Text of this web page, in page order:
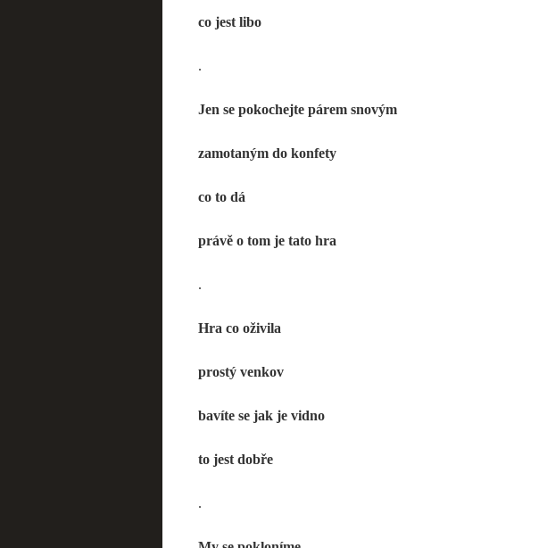
co jest libo
.
Jen se pokochejte párem snovým
zamotaným do konfety
co to dá
právě o tom je tato hra
.
Hra co oživila
prostý venkov
bavíte se jak je vidno
to jest dobře
.